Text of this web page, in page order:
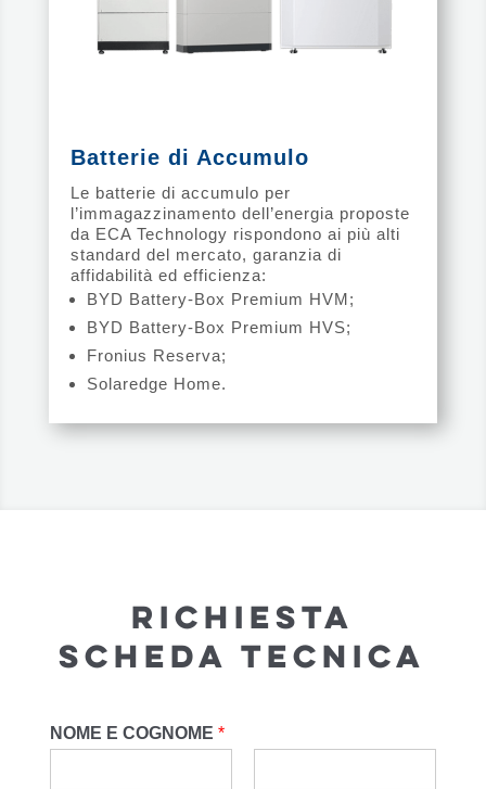
Batterie di Accumulo
Le batterie di accumulo per
l’immagazzinamento dell’energia proposte
da ECA Technology rispondono ai più alti
standard del mercato, garanzia di
affidabilità ed efficienza:
BYD Battery-Box Premium HVM;
BYD Battery-Box Premium HVS;
Fronius Reserva;
Solaredge Home.
RICHIESTA
SCHEDA TECNICA
NOME E COGNOME *